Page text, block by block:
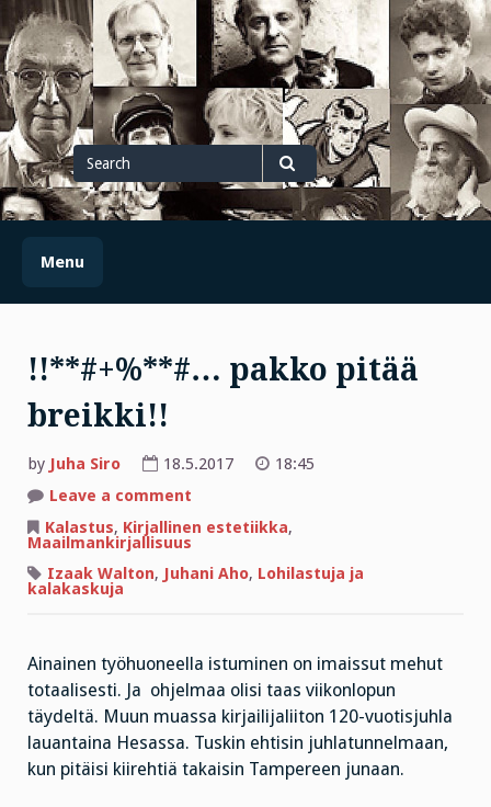
Skip
to
content
Search
for
Search
Menu
!!**#+%**#… pakko pitää
breikki!!
by Juha Siro 18.5.2017
18:45
Leave a comment
pakko
Kalastus, Kirjallinen estetiikka,
Maailmankirjallisuus
Izaak Walton, Juhani Aho, Lohilastuja ja
kalakaskuja
Ainainen työhuoneella istuminen on imaissut mehut
totaalisesti. Ja ohjelmaa olisi taas viikonlopun
täydeltä. Muun muassa kirjailijaliiton 120-vuotisjuhla
lauantaina Hesassa. Tuskin ehtisin juhlatunnelmaan,
kun pitäisi kiirehtiä takaisin Tampereen junaan.